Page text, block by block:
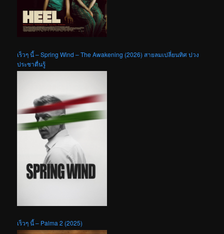
เร็วๆ นี้ – Spring Wind – The Awakening (2026) สายลมเปลี่ยนทิศ ปวง
ประชาตื่นรู้
เร็วๆ นี้ – Palma 2 (2025)